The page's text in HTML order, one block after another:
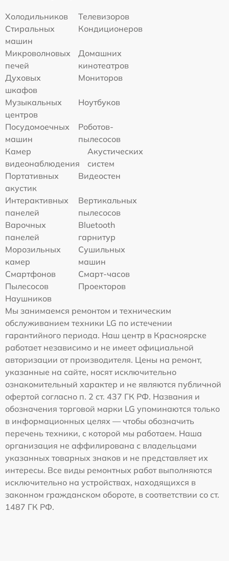
Холодильников
Телевизоров
Стиральных
машин
Кондиционеров
Микроволновых
печей
Домашних
кинотеатров
Духовых
шкафов
Мониторов
Музыкальных
центров
Ноутбуков
Посудомоечных
машин
Роботов-
пылесосов
Камер
видеонаблюдения
Акустических
систем
Портативных
акустик
Видеостен
Интерактивных
панелей
Вертикальных
пылесосов
Варочных
панелей
Bluetooth
гарнитур
Морозильных
камер
Сушильных
машин
Смартфонов
Смарт-часов
Пылесосов
Проекторов
Наушников
Мы занимаемся ремонтом и техническим
обслуживанием техники LG по истечении
гарантийного периода. Наш центр в Красноярске
работает независимо и не имеет официальной
авторизации от производителя. Цены на ремонт,
указанные на сайте, носят исключительно
ознакомительный характер и не являются публичной
офертой согласно п. 2 ст. 437 ГК РФ. Названия и
обозначения торговой марки LG упоминаются только
в информационных целях — чтобы обозначить
перечень техники, с которой мы работаем. Наша
организация не аффилирована с владельцами
указанных товарных знаков и не представляет их
интересы. Все виды ремонтных работ выполняются
исключительно на устройствах, находящихся в
законном гражданском обороте, в соответствии со ст.
1487 ГК РФ.